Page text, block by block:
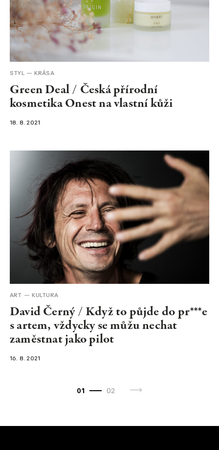
STYL KRÁSA
Green Deal / Česká přírodní
kosmetika Onest na vlastní kůži
18. 8. 2021
ART KULTURA
David Černý / Když to půjde do pr***e
s artem, vždycky se můžu nechat
zaměstnat jako pilot
16. 8. 2021
01 02